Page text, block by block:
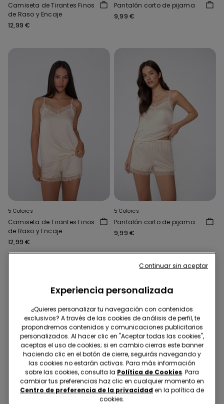
Camiseta de Tirantes Finos
de Raso y Encaje
12,99 €
Pantalón corto de pijama
9,99 €
5 Colores
Camiseta de Tirantes Finos
de Raso y Encaje
12,99 €
5 Colores
Pantalón corto de pijama
9,99 €
Experiencia personalizada
¿Quieres personalizar tu navegación con contenidos
exclusivos? A través de las cookies de análisis de perfil, te
propondremos contenidos y comunicaciones publicitarios
personalizados. Al hacer clic en "Aceptar todas las cookies",
aceptas el uso de cookies; si en cambio cierras este banner
haciendo clic en el botón de cierre, seguirás navegando y
las cookies no estarán activas. Para más información
sobre las cookies, consulta la Política de Cookies. Para
cambiar tus preferencias haz clic en cualquier momento en
Centro de preferencia de la privacidad en la política de
cookies.
Continuar sin aceptar